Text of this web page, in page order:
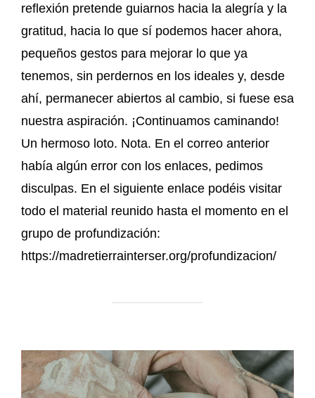
reflexión pretende guiarnos hacia la alegría y la
gratitud, hacia lo que sí podemos hacer ahora,
pequeños gestos para mejorar lo que ya
tenemos, sin perdernos en los ideales y, desde
ahí, permanecer abiertos al cambio, si fuese esa
nuestra aspiración. ¡Continuamos caminando!
Un hermoso loto. Nota. En el correo anterior
había algún error con los enlaces, pedimos
disculpas. En el siguiente enlace podéis visitar
todo el material reunido hasta el momento en el
grupo de profundización:
https://madretierrainterser.org/profundizacion/